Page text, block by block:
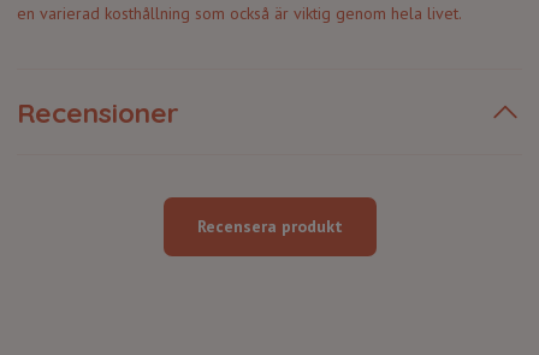
en varierad kosthållning som också är viktig genom hela livet.
Recensioner
Recensera produkt